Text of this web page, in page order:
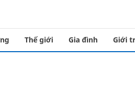
Thế giới Gia đình Giới